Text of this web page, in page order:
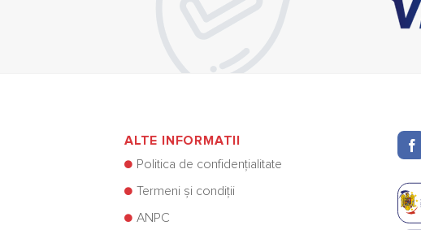
ALTE INFORMATII
Politica de confidențialitate
Termeni și condiții
ANPC